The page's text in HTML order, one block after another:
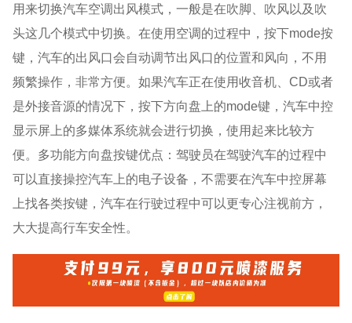
用来切换汽车空调出风模式，一般是在吹脚、吹风以及吹
头这几个模式中切换。在使用空调的过程中，按下mode按
键，汽车的出风口会自动调节出风口的位置和风向，不用
频繁操作，非常方便。如果汽车正在使用收音机、CD或者
是外接音源的情况下，按下方向盘上的mode键，汽车中控
显示屏上的多媒体系统就会进行切换，使用起来比较方
便。多功能方向盘按键优点：驾驶员在驾驶汽车的过程中
可以直接操控汽车上的电子设备，不需要在汽车中控屏幕
上找各类按键，汽车在行驶过程中可以更专心注视前方，
大大提高行车安全性。